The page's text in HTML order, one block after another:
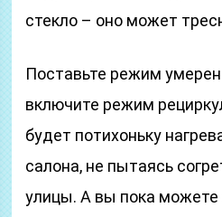
стекло – оно может
Поставьте режим
включите режим
будет потихоньку
салона, не пытаясь
улицы. А вы пока можете